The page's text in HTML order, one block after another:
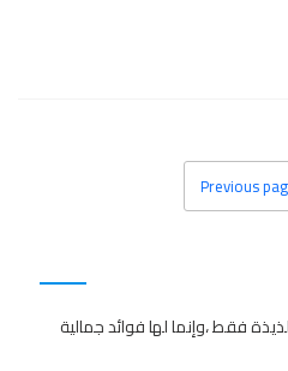
Previous
فقط ،وإنما لها فوائد جمالية